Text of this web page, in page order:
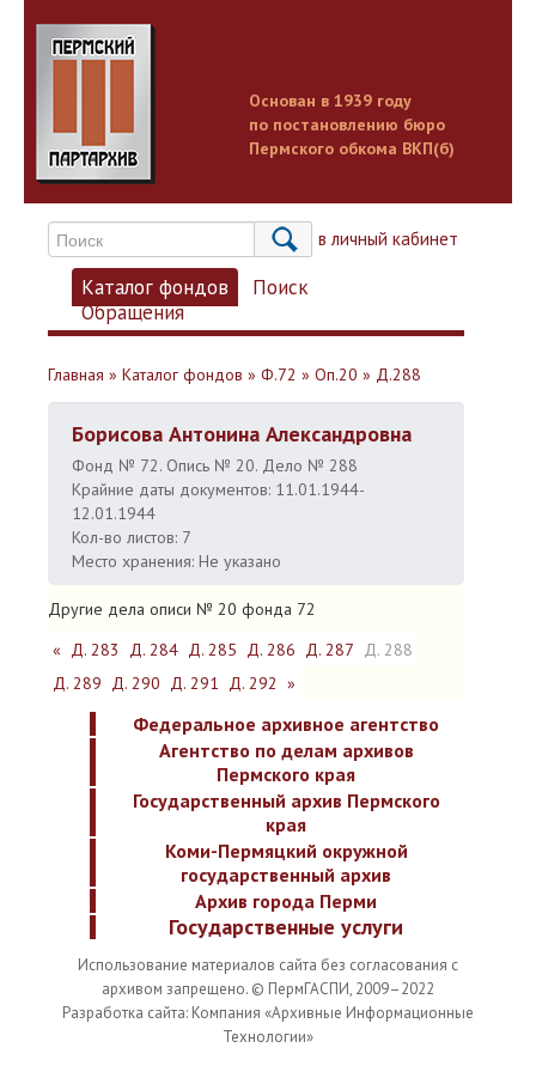
Основан в 1939 году
по постановлению бюро
Пермского обкома ВКП(б)
Вход в личный кабинет
Каталог фондов
Поиск
Обращения
Главная » Каталог фондов » Ф.72 » Оп.20 » Д.288
Борисова Антонина Александровна
Фонд № 72. Опись № 20. Дело № 288
Крайние даты документов: 11.01.1944-
12.01.1944
Кол-во листов: 7
Место хранения: Не указано
Другие дела описи № 20 фонда 72
« Д. 283 Д. 284 Д. 285 Д. 286 Д. 287 Д. 288
Д. 289 Д. 290 Д. 291 Д. 292 »
Федеральное архивное агентство
Агентство по делам архивов
Пермского края
Государственный архив Пермского
края
Коми-Пермяцкий окружной
государственный архив
Архив города Перми
Государственные услуги
Использование материалов сайта без согласования с
архивом запрещено. © ПермГАСПИ, 2009–2022
Разработка сайта: Компания «Архивные Информационные
Технологии»